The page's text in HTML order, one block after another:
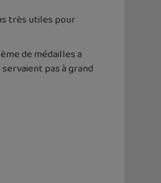
très utiles pour
de médailles a
pas à grand